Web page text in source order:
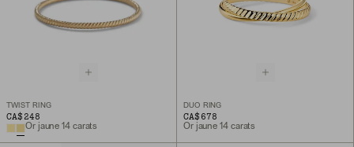
TWIST RING
CA$248
Or jaune 14 carats
DUO RING
CA$678
Or jaune 14 carats